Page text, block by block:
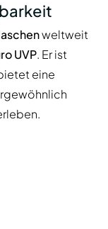
weltweit
UVP. Er ist
eine